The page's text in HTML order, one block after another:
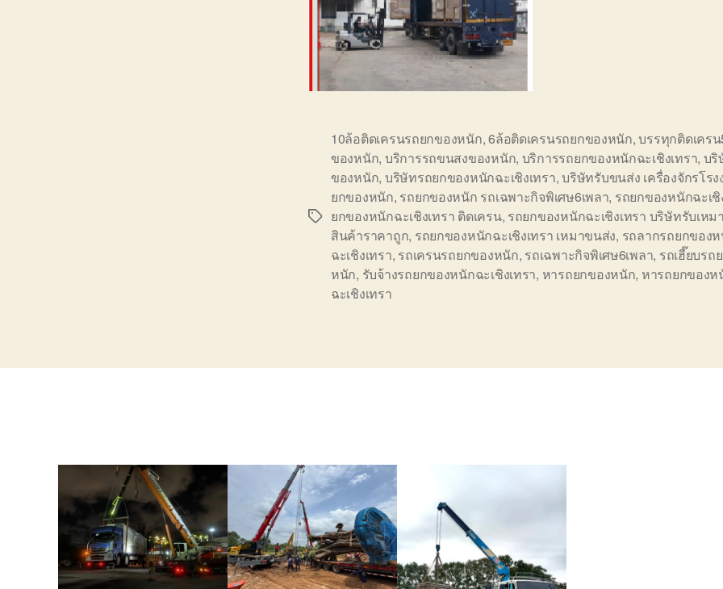
Tags
10ล้อติดเครนรถยกของหนัก,6ล้อติดเครนรถยกของหนัก,บรรทุกติดเคร
ของหนัก, บริการรถขนสงของหนัก, บริการรถยกของหนักฉะเชิงเทรา, บริ
ของหนัก, บริษัทรถยกของหนักฉะเชิงเทรา,บริษัทรับขนส่ง เครื่องจักรโรง
ยกของหนัก, รถยกของหนัก รถเฉพาะกิจพิเศษ6เพลา, รถยกของหนักฉะเชิ
ยกของหนักฉะเชิงเทรา ติดเครน, รถยกของหนักฉะเชิงเทรา บริษัทรับเหม
สินค้าราคาถูก, รถยกของหนักฉะเชิงเทรา เหมาขนส่ง, รถลากรถยกของ
ฉะเชิงเทรา, รถเครนรถยกของหนัก, รถเฉพาะกิจพิเศษ6เพลา, รถเฮี๊ยบรถ
หนัก, รับจ้างรถยกของหนักฉะเชิงเทรา, หารถยกของหนัก, หารถยกของห
ฉะเชิงเทรา